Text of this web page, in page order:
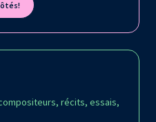
récits, essais,